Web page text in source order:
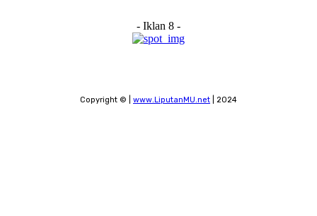
- Iklan 8 -
Copyright © | www.LiputanMU.net | 2024